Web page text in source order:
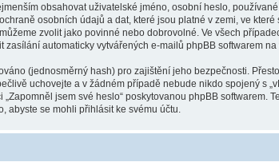
obsahovat uživatelské jméno, osobní heslo,
osobních údajů a dat, které jsou platné v zemi, ve
zvolit jako povinné nebo dobrovolné. Ve všech
zasílání automaticky vytvářených e-mailů phpBB softwarem na
(jednosměrný hash) pro zajištění jeho bezpečnosti.
uchovejte a v žádném případě nebude nikdo spojený s
„Zapomněl jsem své heslo“ poskytovanou phpBB
abyste se mohli přihlásit ke svému účtu.